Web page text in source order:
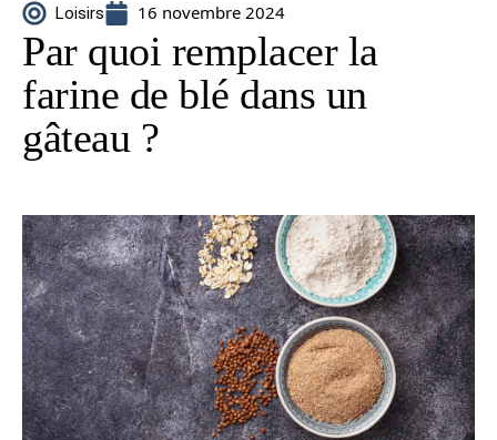
Loisirs 16 novembre 2024
Par quoi remplacer la
farine de blé dans un
gâteau ?